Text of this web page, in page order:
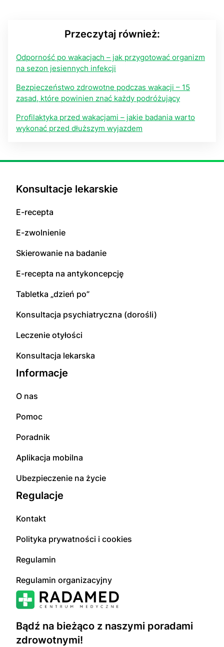
Przeczytaj również:
Odporność po wakacjach – jak przygotować organizm
na sezon jesiennych infekcji
Bezpieczeństwo zdrowotne podczas wakacji – 15
zasad, które powinien znać każdy podróżujący
Profilaktyka przed wakacjami – jakie badania warto
wykonać przed dłuższym wyjazdem
Bądź na bieżąco z naszymi poradami
zdrowotnymi!
Konsultacje lekarskie
E-recepta
E-zwolnienie
Skierowanie na badanie
E-recepta na antykoncepcję
Tabletka „dzień po”
Konsultacja psychiatryczna (dorośli)
Leczenie otyłości
Konsultacja lekarska
Informacje
O nas
Pomoc
Poradnik
Aplikacja mobilna
Ubezpieczenie na życie
Regulacje
Kontakt
Polityka prywatności i cookies
Regulamin
Regulamin organizacyjny